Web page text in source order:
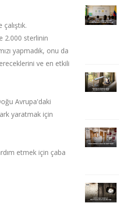
2.000 sterlinin
yapmadık, onu da
ve en etkili
Avrupa'daki
yaratmak için
etmek için çaba